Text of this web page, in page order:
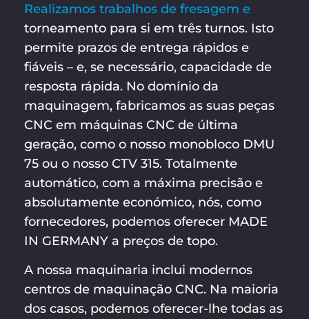
Realizamos trabalhos de fresagem e
torneamento para si em três turnos. Isto
permite prazos de entrega rápidos e
fiáveis – e, se necessário, capacidade de
resposta rápida. No domínio da
maquinagem, fabricamos as suas peças
CNC em máquinas CNC de última
geração, como o nosso monobloco DMU
75 ou o nosso CTV 315. Totalmente
automático, com a máxima precisão e
absolutamente económico, nós, como
fornecedores, podemos oferecer MADE
IN GERMANY a preços de topo.
A nossa maquinaria inclui modernos
centros de maquinação CNC. Na maioria
dos casos, podemos oferecer-lhe todas as